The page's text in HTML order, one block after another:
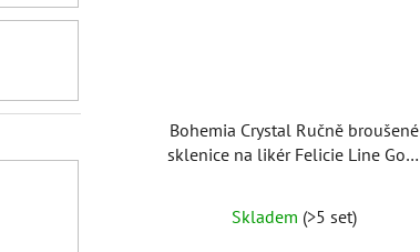
Bohemia Crystal Ručně broušené
sklenice na likér Felicie Line Gold
Skladem (>5 set)